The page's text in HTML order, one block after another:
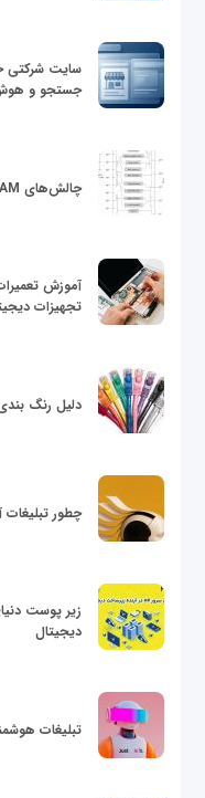
سایت شرکتی
جستجو و
چالش‌های RAM در Workloadهای محاسباتی HPC
آموزش
تجهیزات
دلیل رنگ
چطور تبلیغات
دیجیتال
تبلیغات